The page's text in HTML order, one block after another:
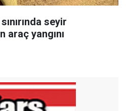
seyir
araç yangını